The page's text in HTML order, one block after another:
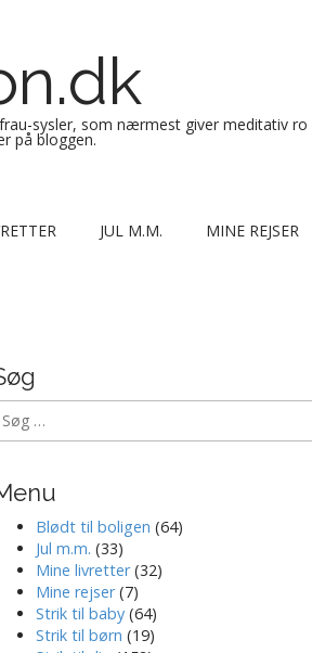
sysler, som nærmest giver meditativ ro
på bloggen.
JUL M.M. MINE REJSER
efter:
Blødt til boligen (64)
Jul m.m. (33)
Mine livretter(32)
Mine rejser(7)
Strik til baby (64)
Strik til børn (19)